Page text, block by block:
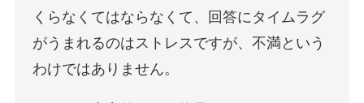
くらなくてはならなくて、回答にタイムラグ
がうまれるのはストレスですが、不満という
わけではありません。